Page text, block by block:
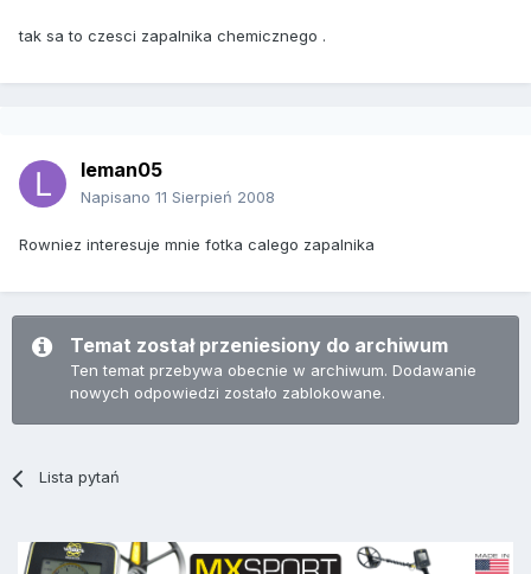
tak sa to czesci zapalnika chemicznego .
leman05
Napisano 11 Sierpień 2008
Rowniez interesuje mnie fotka calego zapalnika
Temat został przeniesiony do archiwum
Ten temat przebywa obecnie w archiwum. Dodawanie
nowych odpowiedzi zostało zablokowane.
Lista pytań